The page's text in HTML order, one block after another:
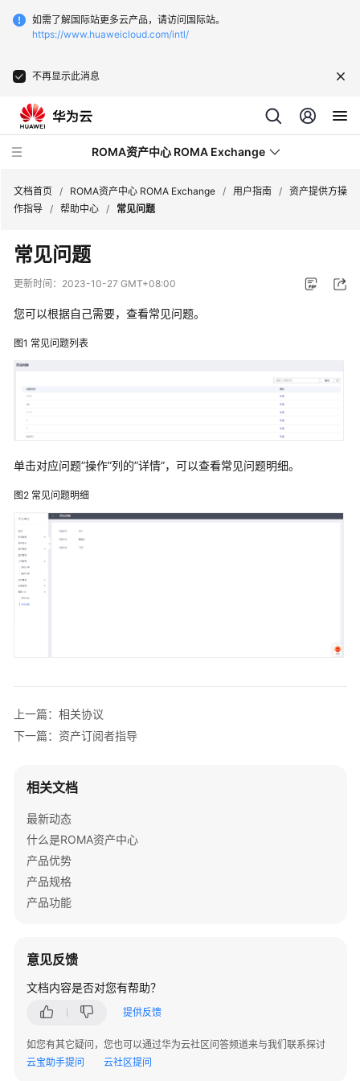
如需了解国际站更多云产品，请访问国际站。
https://www.huaweicloud.com/intl/
不再显示此消息
ROMA资产中心 ROMA Exchange
最
新
动
品
绍
速
入
门
南
作
导
总
说
明
册
登
账
管
理
资
产
文档首页 / ROMA资产中心 ROMA Exchange / 用户指南 / 资产提供方操
作指导 / 帮助中心 / 常见问题
常见问题
更新时间： 2023-10-27 GMT+08:00
您可以根据自己需要，查看常见问题。
图1 常见问题列表
单击对应问题”操作”列的”详情”，可以查看常见问题明细。
图2 常见问题明细
上一篇：相关协议
下一篇：资产订阅者指导
相关文档
最新动态
什么是ROMA资产中心
产品优势
产品规格
产品功能
意见反馈
文档内容是否对您有帮助？
提供反馈
如您有其它疑问，您也可以通过华为云社区问答频道来与我们联系探讨
云宝助手提问
云社区提问